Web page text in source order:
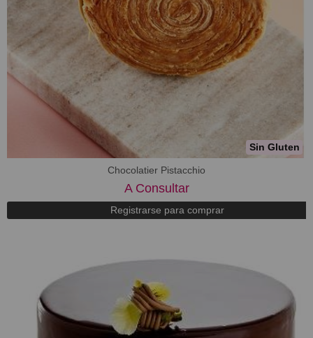
Sin Gluten
Chocolatier Pistacchio
A Consultar
Registrarse para comprar